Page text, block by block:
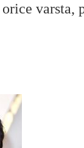
varsta,